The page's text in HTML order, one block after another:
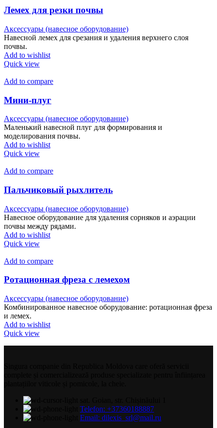
Лемех для резки почвы
Аксессуары (навесное оборудование)
Навесной лемех для срезания и удаления верхнего слоя
почвы.
Add to wishlist
Quick view
Add to compare
Мини-плуг
Аксессуары (навесное оборудование)
Маленький навесной плуг для формирования и
моделирования почвы.
Add to wishlist
Quick view
Add to compare
Пальчиковый рыхлитель
Аксессуары (навесное оборудование)
Навесное оборудование для удаления сорняков и аэрации
почвы между рядами.
Add to wishlist
Quick view
Add to compare
Ротационная фреза с лемехом
Аксессуары (навесное оборудование)
Комбинированное навесное оборудование: ротационная фреза
и лемех.
Add to wishlist
Quick view
Telefon: +37360188887
Email: dilexis_srl@mail.ru